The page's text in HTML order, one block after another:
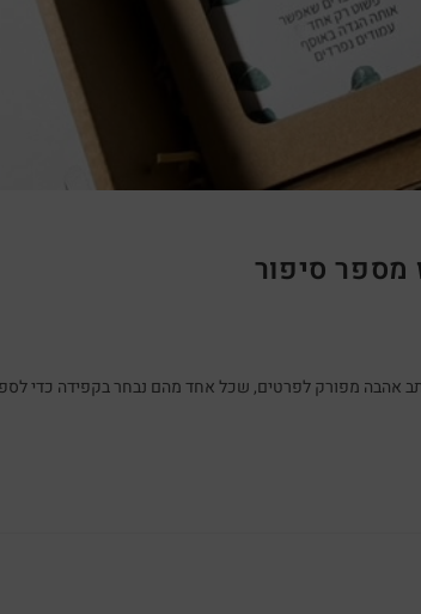
סיפור
אהבה מפורק לפרטים, שכל אחד מהם נבחר בקפידה כדי